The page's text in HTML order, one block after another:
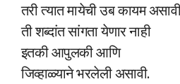
तरी त्यात मायेची उब कायम
ती शब्दांत सांगता येणार नाही
इतकी आपुलकी आणि
जिव्हाळ्याने भरलेली असावी.